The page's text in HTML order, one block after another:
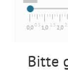
0,00,5 1,0 1,5 2,0
Bitte